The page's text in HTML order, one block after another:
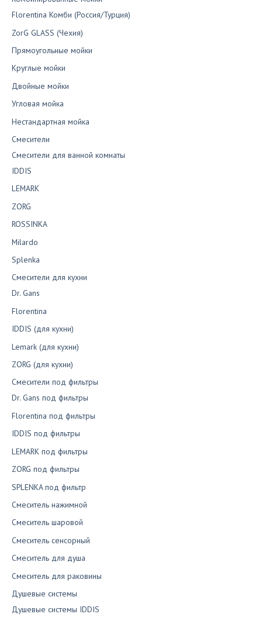
Florentina Комби (Россия/Турция)
ZorG GLASS (Чехия)
Прямоугольные мойки
Круглые мойки
Двойные мойки
Угловая мойка
Нестандартная мойка
Смесители
Смесители для ванной комнаты
IDDIS
LEMARK
ZORG
ROSSINKA
Milardo
Splenka
Смесители для кухни
Dr. Gans
Florentina
IDDIS (для кухни)
Lemark (для кухни)
ZORG (для кухни)
Смесители под фильтры
Dr. Gans под фильтры
Florentina под фильтры
IDDIS под фильтры
LEMARK под фильтры
ZORG под фильтры
SPLENKA под фильтр
Смеситель нажимной
Смеситель шаровой
Смеситель сенсорный
Смеситель для душа
Смеситель для раковины
Душевые системы
Душевые системы IDDIS